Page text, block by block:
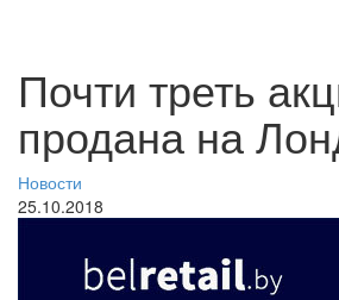
Почти треть
продана на
Новости
25.10.2018